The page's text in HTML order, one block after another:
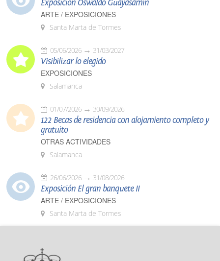
Exposición Oswaldo Guayasamín
ARTE / EXPOSICIONES
Santa Marta de Tormes
05/06/2026 31/03/2027
Visibilizar lo elegido
EXPOSICIONES
Salamanca
01/07/2026 30/09/2026
122 Becas de residencia con alojamiento completo y
gratuito
OTRAS ACTIVIDADES
Salamanca
26/06/2026 31/08/2026
Exposición El gran banquete II
ARTE / EXPOSICIONES
Santa Marta de Tormes